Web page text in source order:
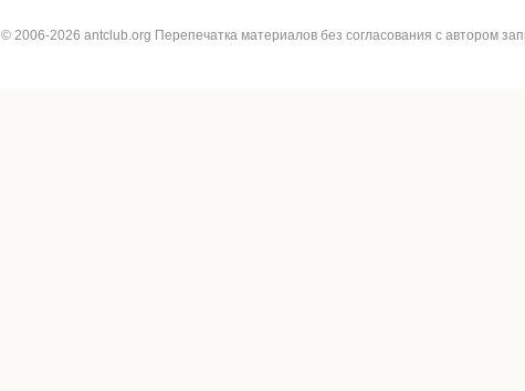
© 2006-2026 antclub.org Перепечатка материалов без согласования с автором